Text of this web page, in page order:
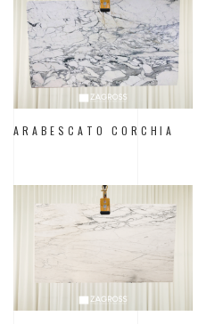
ARABESCATO CORCHIA